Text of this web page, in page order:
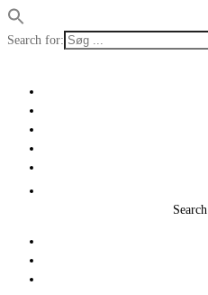
Search for: